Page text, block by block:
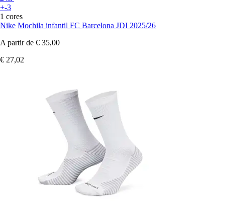
+-3
1 cores
Nike Mochila infantil FC Barcelona JDI 2025/26
A partir de € 35,00
€ 27,02